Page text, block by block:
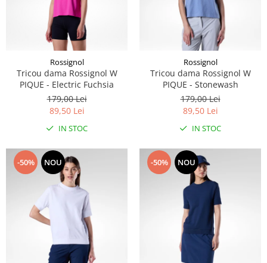
Spring Collection-Rossignol
Incaltaminte
Barbati
Rossignol
Tricou dama Rossignol W
PIQUE - Electric Fuchsia
179,00 Lei
89,50 Lei
IN STOC
Rossignol
Tricou dama Rossignol W
PIQUE - Stonewash
179,00 Lei
89,50 Lei
IN STOC
-50% NOU -50% NOU